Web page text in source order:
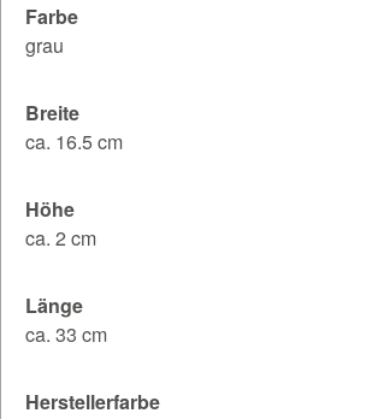
Farbe
grau
Breite
ca. 16.5 cm
Höhe
ca. 2 cm
Länge
ca. 33 cm
Herstellerfarbe